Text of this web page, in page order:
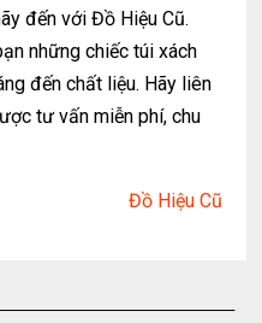
đến với Đồ Hiệu Cũ.
những chiếc túi xách
đến chất liệu. Hãy liên
tư vấn miễn phí, chu
Đồ Hiệu Cũ